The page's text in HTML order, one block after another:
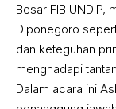
Besar FIB UNDIP,
Diponegoro
dan keteguhan
menghadapi
Dalam acara ini